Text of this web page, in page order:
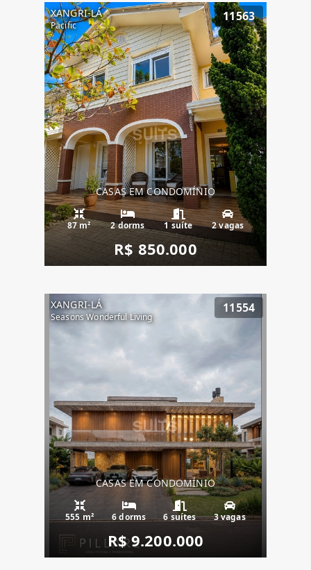
XANGRI-LÁ
Pacific
11563
CASAS EM CONDOMÍNIO
87 m² 2 dorms 1 suíte 2 vagas
R$ 850.000
XANGRI-LÁ
Seasons Wonderful Living
11554
CASAS EM CONDOMÍNIO
555 m² 6 dorms 6 suítes 3 vagas
R$ 9.200.000